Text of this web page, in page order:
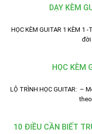
DẠY KÈM
HỌC KÈM GUITAR 1 KÈM 1
đời
HỌC KÈM
LỘ TRÌNH HỌC GUITAR: –
10 ĐIỀU CẦN BIẾT